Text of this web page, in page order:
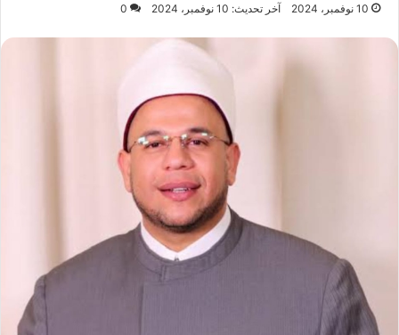
10 نوفمبر، 2024 آخر تحديث: 10 نوفمبر، 2024 0